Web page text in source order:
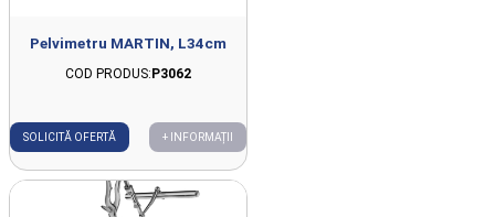
Pelvimetru MARTIN, L34cm
COD PRODUS:P3062
SOLICITĂ OFERTĂ + INFORMAȚII